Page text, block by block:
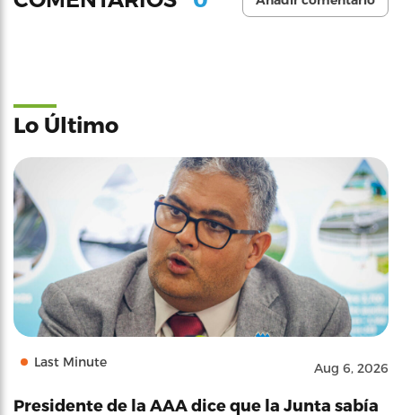
Lo Último
Last Minute Aug 6, 2026
Presidente de la AAA dice que la Junta sabía